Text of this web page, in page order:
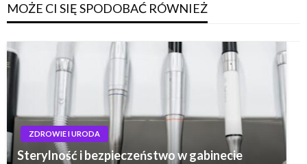
MOŻE CI SIĘ SPODOBAĆ RÓWNIEŻ
ZDROWIE I URODA
Sterylność i bezpieczeństwo w gabinecie